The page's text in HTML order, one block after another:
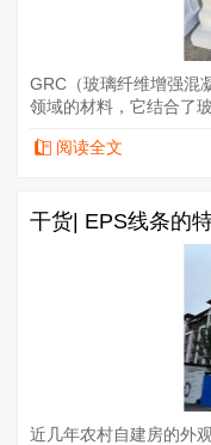
GRC（玻璃纤维增强混
领域的材料，它结合了
阅读全文
干货| EPS线条的
近几年农村自建房的外